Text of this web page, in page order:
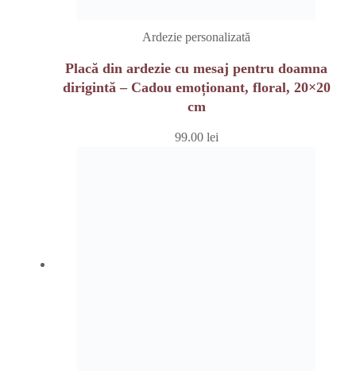
Ardezie personalizată
Placă din ardezie cu mesaj pentru doamna
dirigintă – Cadou emoționant, floral, 20×20
cm
99.00 lei